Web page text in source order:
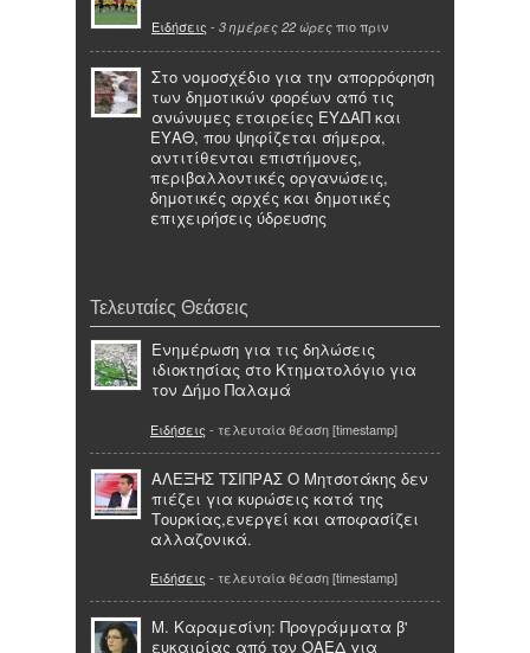
Ειδήσεις - 3 ημέρες 22 ώρες πιο πριν
Στο νομοσχέδιο για την απορρόφηση
των δημοτικών φορέων από τις
ανώνυμες εταιρείες ΕΥΔΑΠ και
ΕΥΑΘ, που ψηφίζεται σήμερα,
αντιτίθενται επιστήμονες,
περιβαλλοντικές οργανώσεις,
δημοτικές αρχές και δημοτικές
επιχειρήσεις ύδρευσης
Τελευταίες Θεάσεις
Ενημέρωση για τις δηλώσεις
ιδιοκτησίας στο Κτηματολόγιο για
τον Δήμο Παλαμά
Ειδήσεις - τελευταία θέαση [timestamp]
ΑΛΕΞΗΣ ΤΣΙΠΡΑΣ Ο Μητσοτάκης δεν
πιέζει για κυρώσεις κατά της
Τουρκίας,ενεργεί και αποφασίζει
αλλαζονικά.
Ειδήσεις - τελευταία θέαση [timestamp]
Μ. Καραμεσίνη: Προγράμματα β'
ευκαιρίας από τον ΟΑΕΔ για